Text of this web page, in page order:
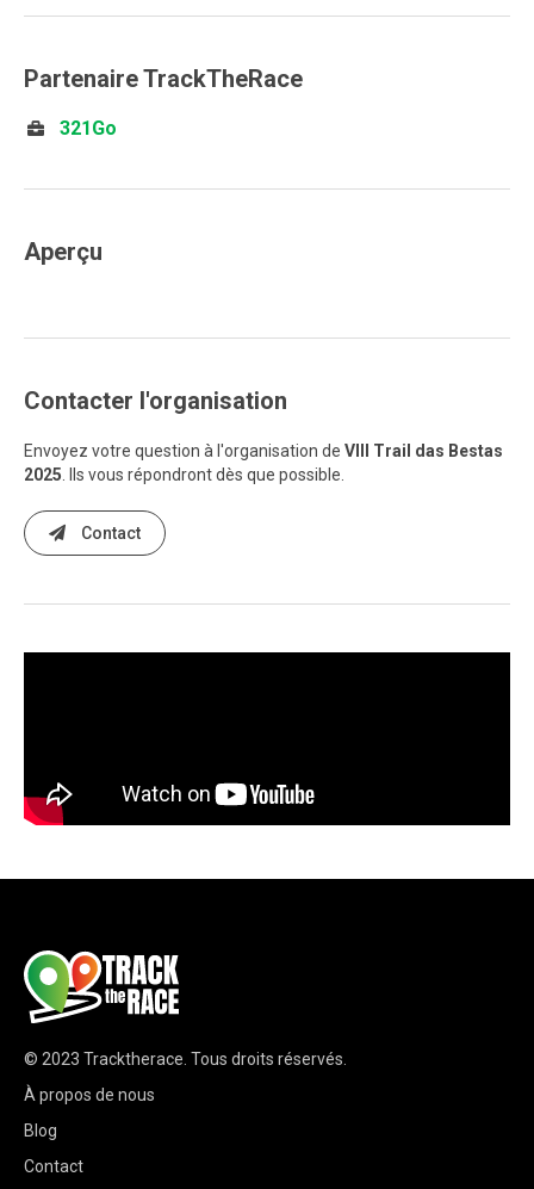
Partenaire TrackTheRace
321Go
Aperçu
Contacter l'organisation
Envoyez votre question à l'organisation de VIII Trail das Bestas
2025 . Ils vous répondront dès que possible.
Contact
© 2023 Tracktherace Tous droits réservés.
À propos de nous
Blog
Contact